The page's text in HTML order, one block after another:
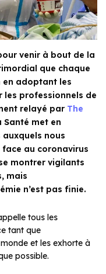
venir à bout de la
que chaque
adoptant les
les professionnels de
relayé par The
Santé met en
nous
au coronavirus
montrer vigilants
mais
n’est pas finie.
tous les
tant que
et les exhorte à
possible.